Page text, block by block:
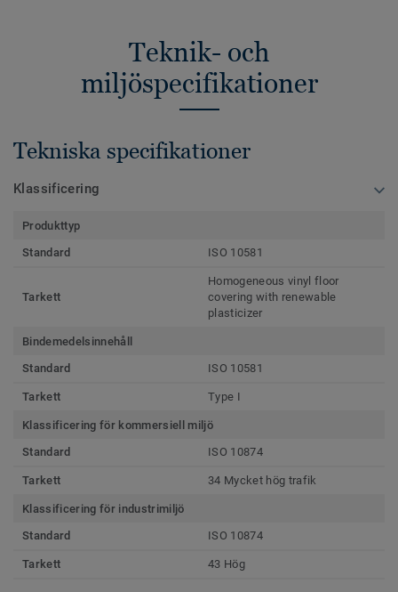
Teknik- och
miljöspecifikationer
Tekniska specifikationer
Klassificering
Produkttyp
Standard
ISO 10581
Tarkett
Homogeneous vinyl floor
covering with renewable
plasticizer
Bindemedelsinnehåll
Standard
ISO 10581
Tarkett Type I
Klassificering för kommersiell miljö
Standard
ISO 10874
Tarkett 34 Mycket hög trafik
Klassificering för industrimiljö
Standard
ISO 10874
Tarkett 43 Hög